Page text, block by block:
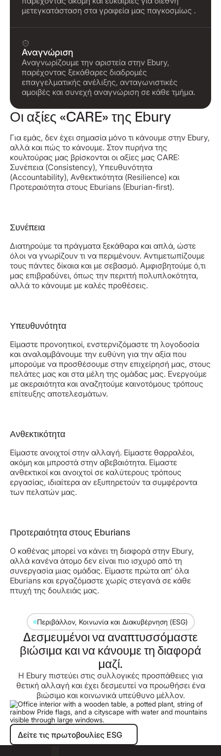
μετεγκατάσταση στα γραφεία μας παγκοσμίως .
Αναγνώριση
Αναγνωρίζουμε την αριστεία στην Ebury,
παρέχοντας ξεκάθαρες διαδρομές
επαγγελματικής ανέλιξης, ανταγωνιστικές
αμοιβές και συνεχή αναγνώριση σε κάθε τμήμα.
Οι αξίες «CARE» της Ebury
Για εμάς, δεν έχει σημασία μόνο τι κάνουμε στην Ebury,
αλλά και πώς το κάνουμε. Στον πυρήνα της
κουλτούρας μας βρίσκονται οι αξίες μας CARE:
Συνέπεια (Consistency), Υπευθυνότητα
(Accountability), Ανθεκτικότητα (Resilience) και
Προτεραιότητα στους Eburians (Eburian-first).
Συνέπεια
Διατηρούμε τα πράγματα ξεκάθαρα και απλά, ώστε
όλοι να γνωρίζουν τι να περιμένουν. Αντιμετωπίζουμε
τους πάντες δίκαια και με σεβασμό. Αμφισβητούμε ό,τι
μας επιβραδύνει, όπως την περιττή πολυπλοκότητα,
αλλά το κάνουμε με καλές προθέσεις.
Υπευθυνότητα
Είμαστε προνοητικοί, ενστερνιζόμαστε τη λογοδοσία
και αναλαμβάνουμε την ευθύνη για την αξία που
μπορούμε να προσθέσουμε στην επιχείρησή μας, στους
πελάτες μας και στα μέλη της ομάδας μας. Ενεργούμε
με ακεραιότητα και αναζητούμε καινοτόμους τρόπους
επίτευξης αποτελεσμάτων.
Ανθεκτικότητα
Είμαστε ανοιχτοί στην αλλαγή. Είμαστε θαρραλέοι,
ακόμη και μπροστά στην αβεβαιότητα. Είμαστε
ανθεκτικοί και ανοιχτοί σε καλύτερους τρόπους
εργασίας, ιδιαίτερα αν εξυπηρετούν τα συμφέροντα
των πελατών μας.
Προτεραιότητα στους Eburians
Ο καθένας μπορεί να κάνει τη διαφορά στην Ebury,
αλλά κανένα άτομο δεν είναι πιο ισχυρό από τη
συνεργασία μιας ομάδας. Είμαστε πρώτα απ’ όλα
Eburians και εργαζόμαστε χωρίς στεγανά σε κάθε
πτυχή της δουλειάς μας.
Περιβάλλον, Κοινωνία και Διακυβέρνηση (ESG)
Δεσμευμένοι να αναπτυσσόμαστε
βιώσιμα και να κάνουμε τη διαφορά
μαζί.
Η Ebury πιστεύει στις συλλογικές προσπάθειες για
θετική αλλαγή και έχει δεσμευτεί να προωθήσει ένα
βιώσιμο και κοινωνικά υπεύθυνο μέλλον.
Δείτε τις πρωτοβουλίες ESG
Δείτε τις πρωτοβουλίες ESG